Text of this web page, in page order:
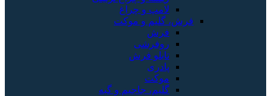
لامپ و چراغ
فرش، گلیم و موکت
روفرشی
تابلو فرش
موکت
گلیم، جاجیم و گبه